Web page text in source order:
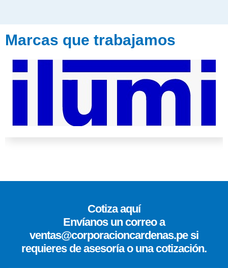
Marcas que trabajamos
Cotiza aquí
Envíanos un correo a
ventas@corporacioncardenas.pe si
requieres de asesoría o una cotización.